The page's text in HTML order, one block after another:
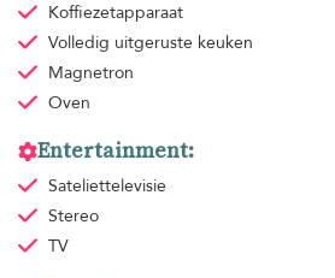
Koffiezetapparaat
Volledig uitgeruste keuken
Magnetron
Oven
Entertainment:
Sateliettelevisie
Stereo
TV